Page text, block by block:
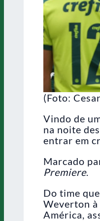
(Foto:
Vindo de
na noite
entrar em
Marcado
Premiere.
Do time
Weverton à
América,